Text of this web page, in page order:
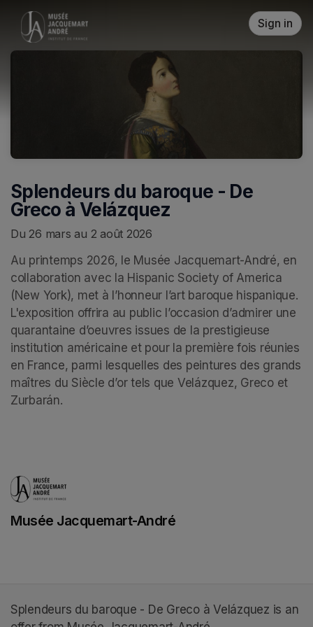
Skip header
Sign in
Splendeurs du baroque - De
Greco à Velázquez
Du 26 mars au 2 août 2026
Au printemps 2026, le Musée Jacquemart-André, en
collaboration avec la Hispanic Society of America
(New York), met à l’honneur l’art baroque hispanique.
L'exposition offrira au public l’occasion d’admirer une
quarantaine d’oeuvres issues de la prestigieuse
institution américaine et pour la première fois réunies
en France, parmi lesquelles des peintures des grands
maîtres du Siècle d’or tels que Velázquez, Greco et
Zurbarán.
Musée Jacquemart-André
Splendeurs du baroque - De Greco à Velázquez is an